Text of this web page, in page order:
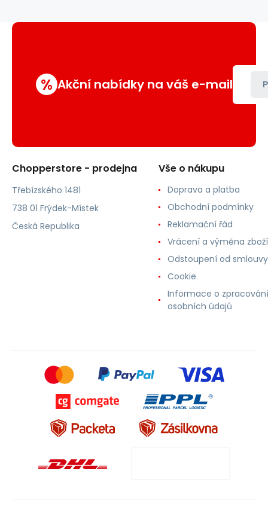
% Akční nabídky na váš e-mail
Chopperstore - prodejna
Třebízského 1481
738 01 Frýdek-Místek
Česká Republika
Vše o nákupu
Doprava a platba
Obchodní podmínky
Reklamační řád
Vrácení a výměna zboží
Odstoupení od smlouvy
Cookie
Informace o zpracování
osobních údajů